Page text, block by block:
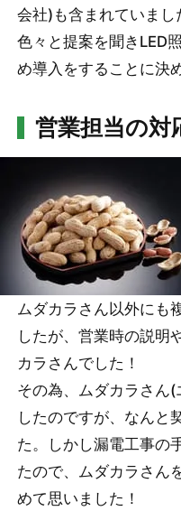
会社)も含まれていまし
色々と提案を聞きLED
め導入をすることに決
営業担当の対
ムダカラさん以外にも
したが、営業時の説明
カラさんでした！
その為、ムダカラさん
したのですが、なんと
た。しかし漏電工事の
たので、ムダカラさん
めて思いました！